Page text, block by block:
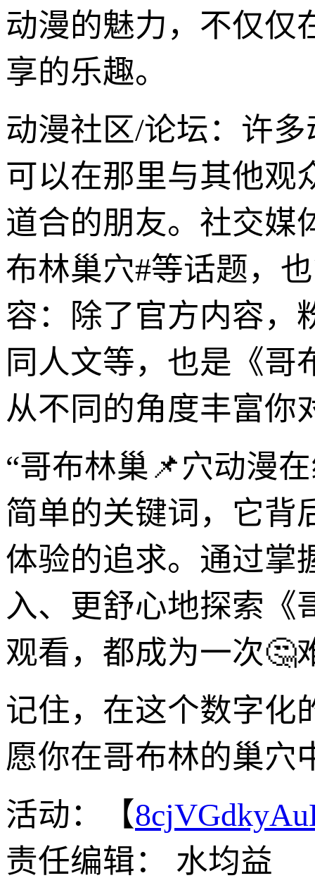
动漫的魅力，不仅仅
享的乐趣。
动漫社区/论坛：许
可以在那里与其他观
道合的朋友。社交媒
布林巢穴#等话题，
容：除了官方内容，
同人文等，也是《哥
从不同的角度丰富你
“哥布林巢📌穴动漫
简单的关键词，它背
体验的追求。通过掌
入、更舒心地探索《
观看，都成为一次🤔
记住，在这个数字化
愿你在哥布林的巢穴
活动：【
责任编辑： 水均益